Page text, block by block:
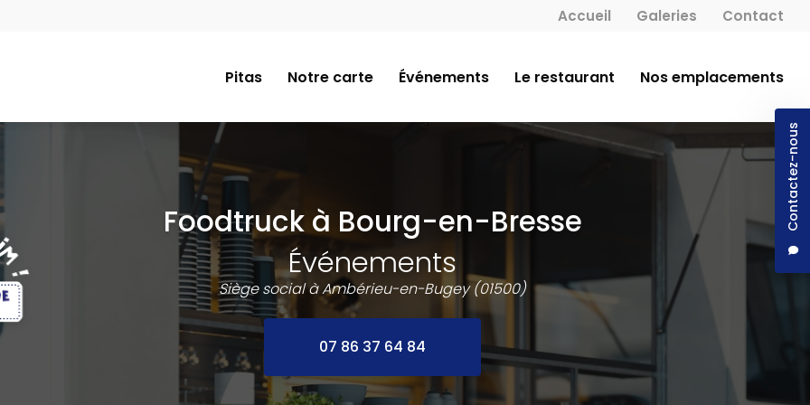
Contactez-nous
Accueil Galeries Contact
Pitas
Notre carte Événements Le restaurant Nos emplacements
Foodtruck à Bourg-en-Bresse
Événements
Siège social à Ambérieu-en-Bugey (01500)
07 86 37 64 84